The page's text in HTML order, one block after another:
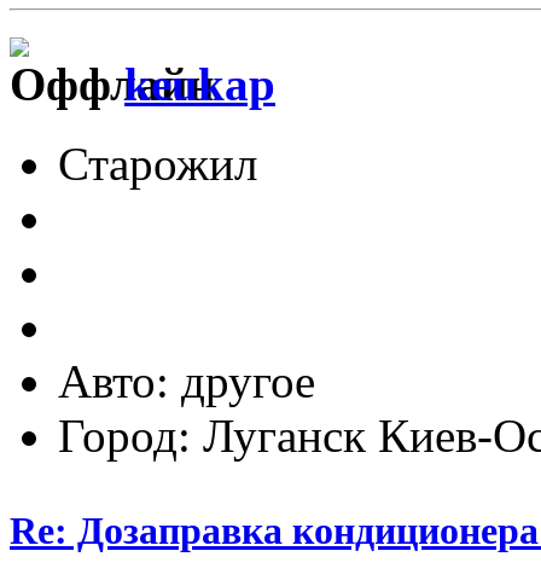
keukap
Старожил
Авто: другое
Город: Луганск Киев-
Re: Дозаправка